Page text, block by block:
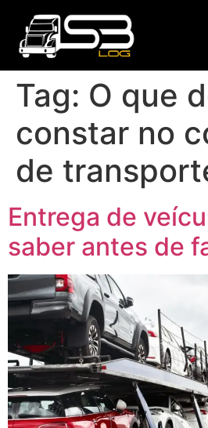
Tag: O que
constar no
de
Entrega de
saber antes de